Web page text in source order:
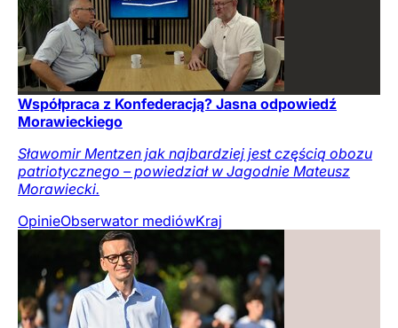
Współpraca z Konfederacją? Jasna odpowiedź
Morawieckiego
Sławomir Mentzen jak najbardziej jest częścią obozu
patriotycznego – powiedział w Jagodnie Mateusz
Morawiecki.
OpinieObserwator mediówKraj